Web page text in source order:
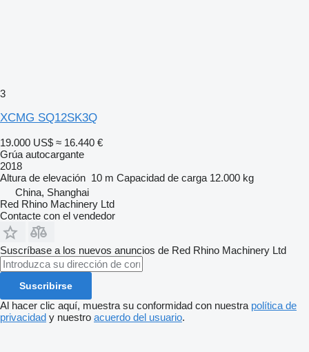
3
XCMG SQ12SK3Q
19.000 US$ ≈ 16.440 €
Grúa autocargante
2018
Altura de elevación 10 m Capacidad de carga 12.000 kg
China, Shanghai
Red Rhino Machinery Ltd
Contacte con el vendedor
Suscríbase a los nuevos anuncios de Red Rhino Machinery Ltd
Suscribirse
Al hacer clic aquí, muestra su conformidad con nuestra política de
privacidad y nuestro acuerdo del usuario.